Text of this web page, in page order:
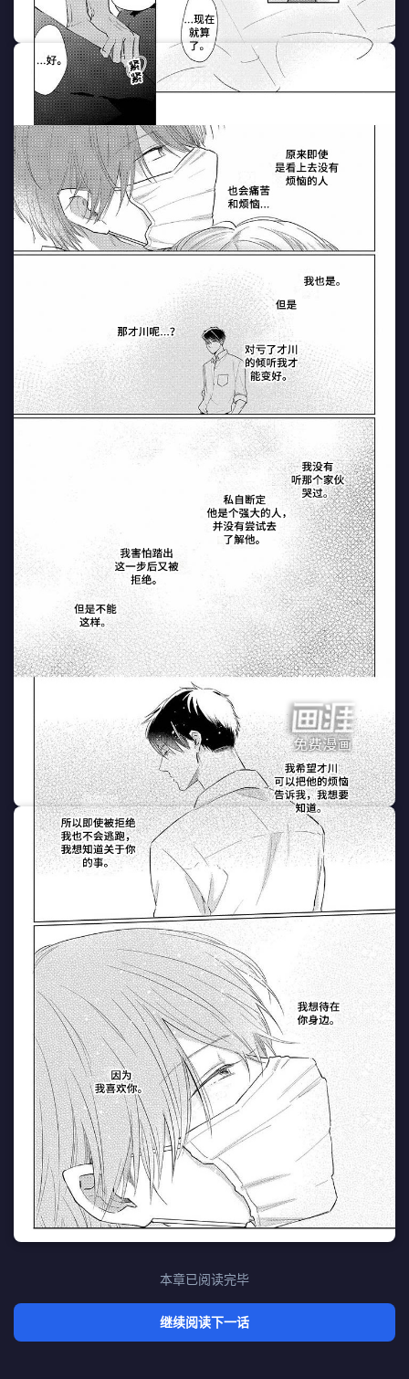
本章已阅读完毕
继续阅读下一话